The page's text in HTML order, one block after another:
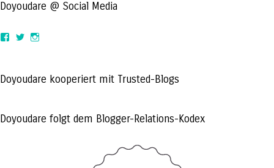
Doyoudare @ Social Media
View
Facebook
View
TwitterInstagram
Doyoudare kooperiert mit Trusted-Blogs
Doyoudare folgt dem Blogger-Relations-Kodex